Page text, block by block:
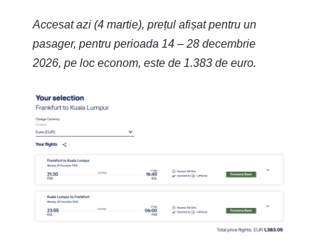
Accesat azi (4 martie), prețul afișat pentru un
pasager, pentru perioada 14 – 28 decembrie
2026, pe loc econom, este de 1.383 de euro.